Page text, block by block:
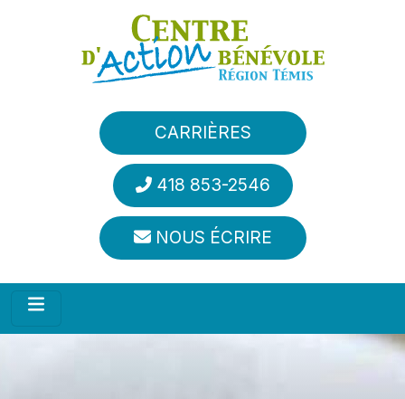
Aller au contenu principal
CARRIÈRES
418 853-2546
NOUS ÉCRIRE